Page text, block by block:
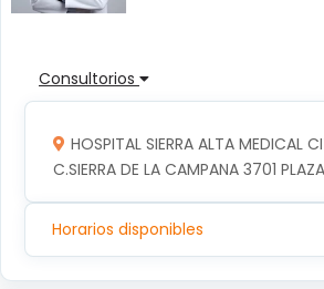
Consultorios
HOSPITAL SIERRA ALTA MEDICAL
C.SIERRA DE LA CAMPANA 3701
Horarios disponibles